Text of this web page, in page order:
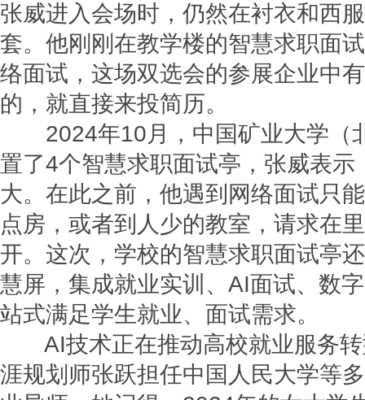
张威进入会场时，仍然在衬衣和西
套。他刚刚在教学楼的智慧求职面
络面试，这场双选会的参展企业中
的，就直接来投简历。
2024年10月，中国矿业大学（
置了4个智慧求职面试亭，张威表示
大。在此之前，他遇到网络面试只
点房，或者到人少的教室，请求在
开。这次，学校的智慧求职面试亭
慧屏，集成就业实训、AI面试、数
站式满足学生就业、面试需求。
AI技术正在推动高校就业服务转
涯规划师张跃担任中国人民大学等